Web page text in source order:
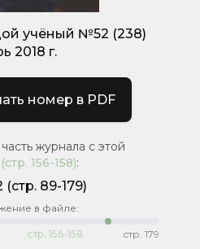
учёный №52 (238)
2018 г.
номер в PDF
журнала с этой
(стр. 156-158):
(стр. 89-179)
в файле:
стр. 156-158 стр. 179